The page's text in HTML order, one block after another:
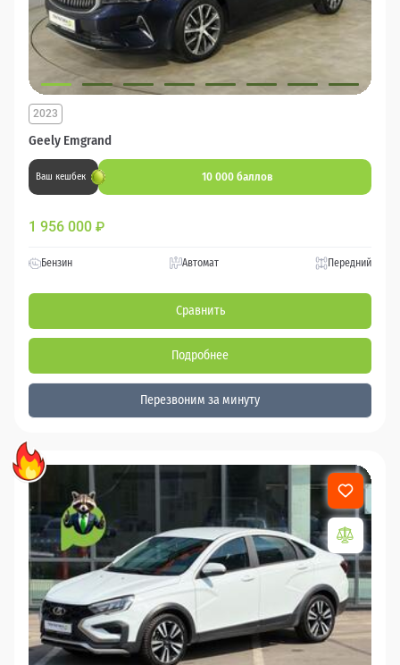
Geely Emgrand
2023
Ваш кешбек 10 000 баллов
1 956 000 ₽
Бензин Автомат Передний
Сравнить
Подробнее
Перезвоним за минуту